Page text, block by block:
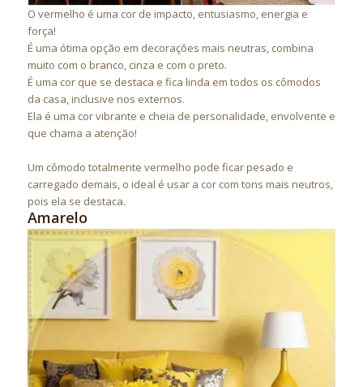
O vermelho é uma cor de impacto, entusiasmo, energia e
força!
É uma ótima opção em decorações mais neutras, combina
muito com o branco, cinza e com o preto.
É uma cor que se destaca e fica linda em todos os cômodos
da casa, inclusive nos externos.
Ela é uma cor vibrante e cheia de personalidade, envolvente e
que chama a atenção!
Um cômodo totalmente vermelho pode ficar pesado e
carregado demais, o ideal é usar a cor com tons mais neutros,
pois ela se destaca.
Amarelo